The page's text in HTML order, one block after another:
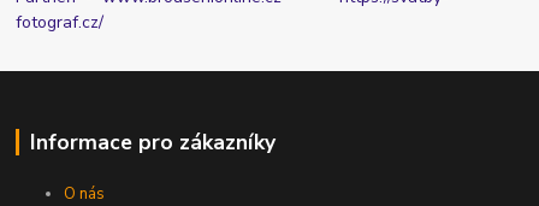
fotograf.cz/
Informace pro zákazníky
O nás